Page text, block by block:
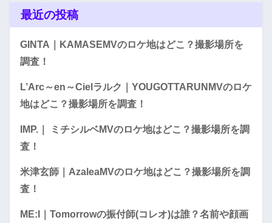
最近の投稿
GINTA｜KAMASEMVのロケ地はどこ？撮影場所を
調査！
L’Arc～en～Cielラルク｜YOUGOTTARUNMVのロケ
地はどこ？撮影場所を調査！
IMP.｜ ミチシルベMVのロケ地はどこ？撮影場所を調
査！
米津玄師｜AzaleaMVのロケ地はどこ？撮影場所を調
査！
ME:I｜Tomorrowの振付師(コレオ)は誰？名前や顔画